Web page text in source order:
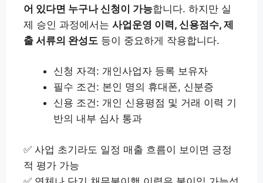
어 있다면 누구나 신청이 가능합니다. 하지만 실
제 승인 과정에서는 사업운영 이력, 신용점수, 제
출 서류의 완성도 등이 중요하게 작용합니다.
신청 자격: 개인사업자 등록 보유자
필수 조건: 본인 명의 휴대폰, 신분증
신용 조건: 개인 신용평점 및 거래 이력 기
반의 내부 심사 통과
✅ 사업 초기라도 일정 매출 흐름이 보이면 긍정
적 평가 가능